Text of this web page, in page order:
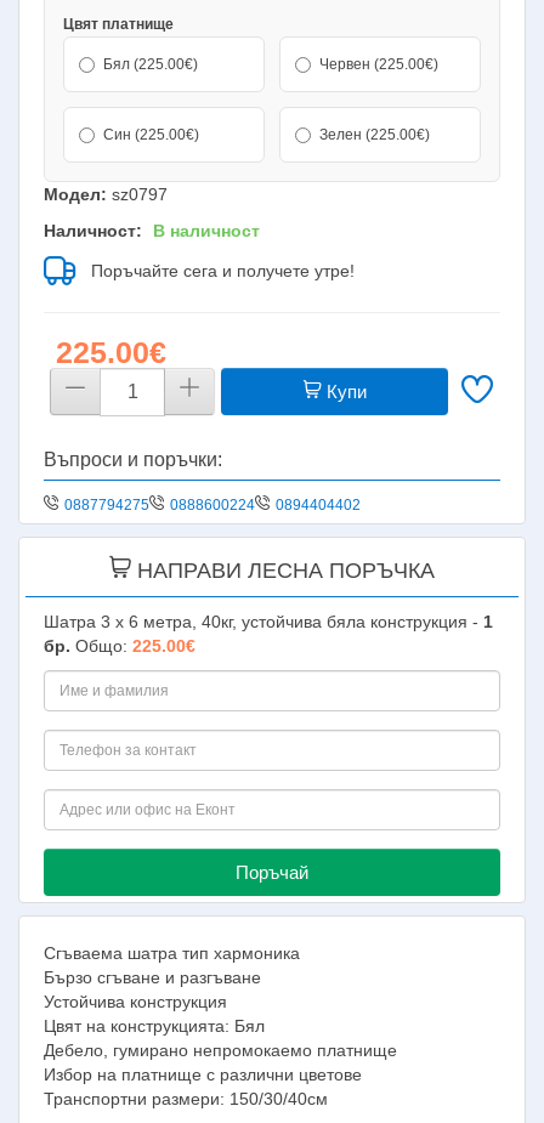
Цвят платнище
Бял (225.00€) Червен (225.00€)
Син (225.00€) Зелен (225.00€)
Модел: sz0797
Наличност:
В наличност
Поръчайте сега и получете утре!
225.00€
Купи
Въпроси и поръчки:
0887794275 0888600224 0894404402
НАПРАВИ ЛЕСНА ПОРЪЧКА
Шатра 3 х 6 метра, 40кг, устойчива бяла конструкция - 1
бр. Общо: 225.00€
Поръчай
Сгъваема шатра тип хармоника
Бързо сгъване и разгъване
Устойчива конструкция
Цвят на конструкцията: Бял
Дебело, гумирано непромокаемо платнище
Избор на платнище с различни цветове
Транспортни размери: 150/30/40см